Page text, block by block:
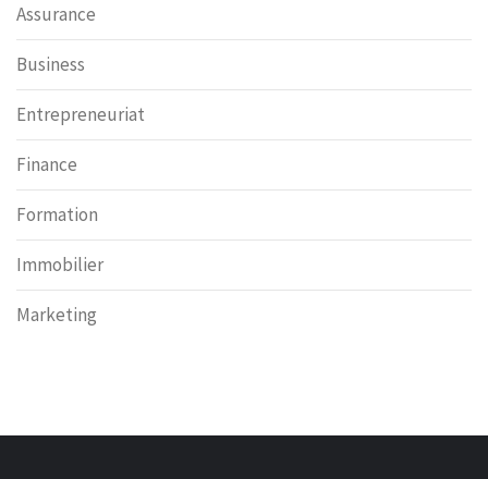
Assurance
Business
Entrepreneuriat
Finance
Formation
Immobilier
Marketing